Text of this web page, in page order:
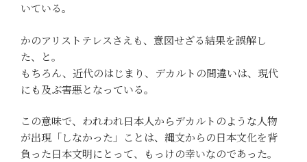
いている。
かのアリストテレスさえも、意図せざる結果を誤解し
た、と。
もちろん、近代のはじまり、デカルトの間違いは、現代
にも及ぶ害悪となっている。
この意味で、われわれ日本人からデカルトのような人物
が出現「しなかった」ことは、縄文からの日本文化を背
負った日本文明にとって、もっけの幸いなのであった。